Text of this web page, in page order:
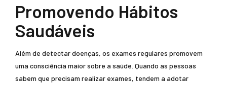
Promovendo Hábitos
Saudáveis
Além de detectar doenças, os exames regulares promovem
uma consciência maior sobre a saúde. Quando as pessoas
sabem que precisam realizar exames, tendem a adotar